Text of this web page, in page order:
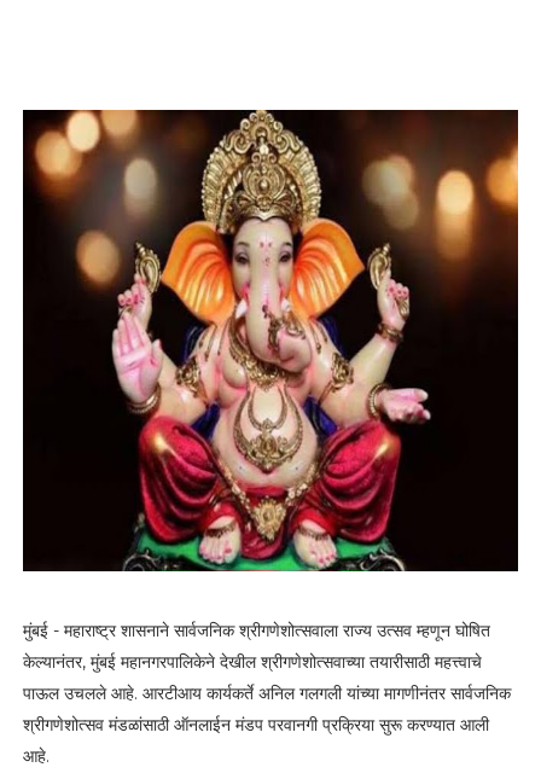
मुंबई - महाराष्ट्र शासनाने सार्वजनिक श्रीगणेशोत्सवाला राज्य उत्सव म्हणून घोषित
केल्यानंतर, मुंबई महानगरपालिकेने देखील श्रीगणेशोत्सवाच्या तयारीसाठी महत्त्वाचे
पाऊल उचलले आहे. आरटीआय कार्यकर्ते अनिल गलगली यांच्या मागणीनंतर सार्वजनिक
श्रीगणेशोत्सव मंडळांसाठी ऑनलाईन मंडप परवानगी प्रक्रिया सुरू करण्यात आली
आहे.